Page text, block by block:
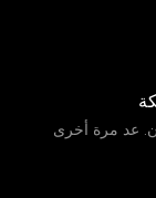
عد مرة أخرى